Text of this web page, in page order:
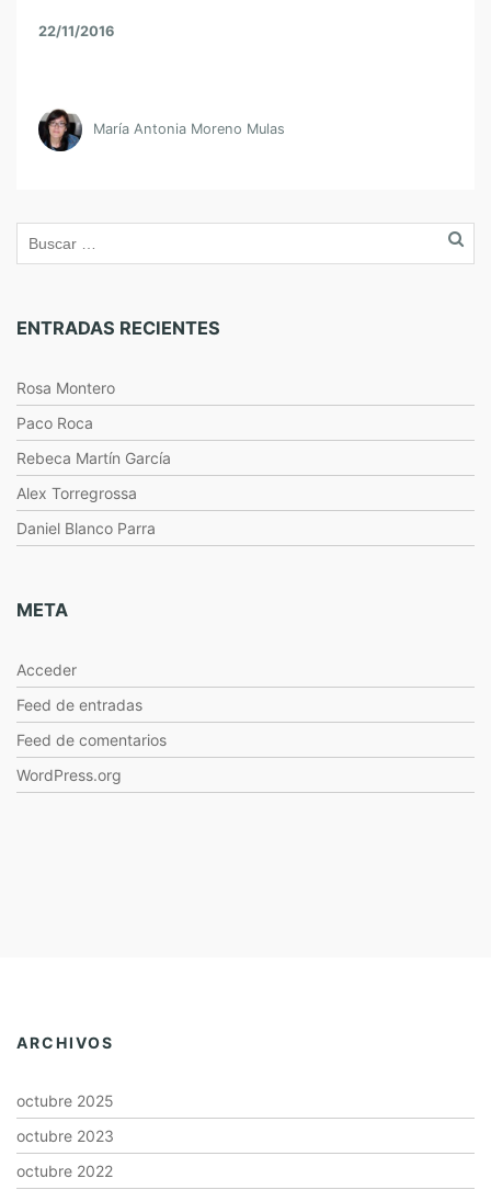
22/11/2016
María Antonia Moreno Mulas
ENTRADAS RECIENTES
Rosa Montero
Paco Roca
Rebeca Martín García
Alex Torregrossa
Daniel Blanco Parra
META
Acceder
Feed de entradas
Feed de comentarios
WordPress.org
ARCHIVOS
octubre 2025
octubre 2023
octubre 2022